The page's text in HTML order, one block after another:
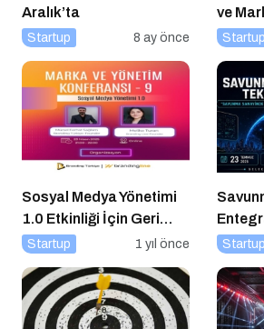
Aralık’ta
Startup 8 ay önce
ve
Startup
Sosyal Medya Yönetimi
1.0 Etkinliği İçin Geri
Sayım!
Startup 1 yıl önce Startup